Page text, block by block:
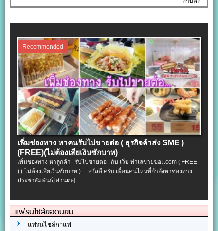
Recommended
เพิ่มช่องทาง หาคนรับไปขายต่อ ( ธุรกิจค้าส่ง SME )
(FREE)(ไม่ต้องเสียเงินซักบาท)
เพิ่มช่องทาง หาลูกค้า , รับไปขายต่อ , กับ เว็บ ทำเลขายของ.com ( FREE
) ( ไม่ต้องเสียเงินซักบาท ) สวัสดี ครับ เพื่อนคนไหนที่กำลังหาช่องทาง
ประชาสัมพันธ์[อ่านต่อ]
แฟรนไชส์ยอดนิยม
แฟรนไชส์กาแฟ